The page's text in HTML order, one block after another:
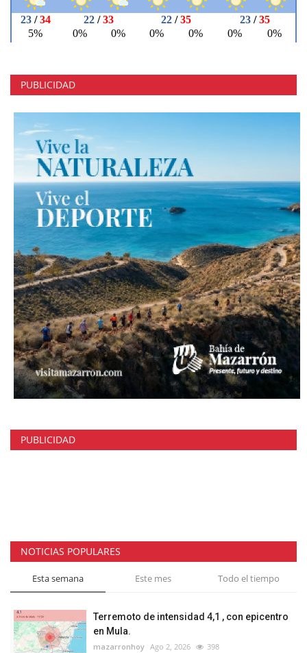
PUBLICIDAD
PUBLICIDAD
NOTICIAS POPULARES
Esta semana Este mes Todo el tiempo
Terremoto de intensidad 4,1 , con epicentro
en Mula.
mazarronhoy Ago 2, 2026 398